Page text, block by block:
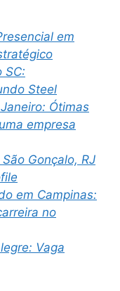
em
SC:
Steel
Ótimas
empresa
Gonçalo, RJ
em Campinas:
no
Vaga